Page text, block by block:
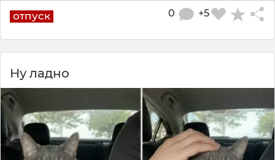
отпуск +5
0
Ну ладно